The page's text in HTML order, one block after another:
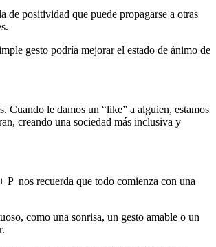
de positividad que puede propagarse a otras
gesto podría mejorar el estado de ánimo de
Cuando le damos un “like” a alguien, estamos
creando una sociedad más inclusiva y
P nos recuerda que todo comienza con una
como una sonrisa, un gesto amable o un